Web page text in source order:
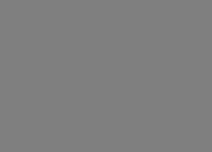
scharfschalten,
wie du meinst ein